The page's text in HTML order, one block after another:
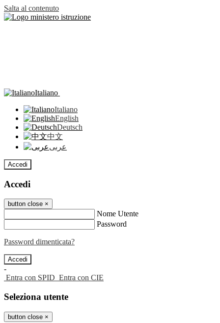
Salta al contenuto
Italiano
Italiano
English
Deutsch
中文
عربى
Accedi
Accedi
button close ×
Nome Utente
Password
Password dimenticata?
-
Entra con SPID Entra con CIE
Seleziona utente
button close ×